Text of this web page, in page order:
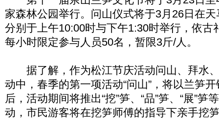
家森林公园举行。问山仪式将于3月26日在
分别于上午10:00时与下午1:30时举行，依古
每小时限定参与人员50名，暂限3斤/人。
据了解，作为松江节庆活动问山、拜水
动中，春季的第一项活动“问山”，将以兰笋
后，活动期间将推出“挖”笋、“品”笋、“展”笋
动，市民游客将在挖笋师傅的指导下亲手挖